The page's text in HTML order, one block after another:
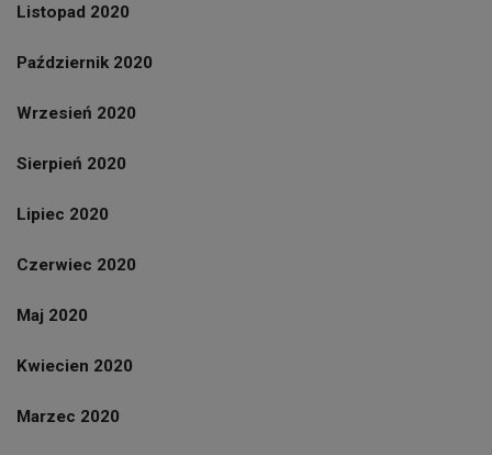
Listopad 2020
Październik 2020
Wrzesień 2020
Sierpień 2020
Lipiec 2020
Czerwiec 2020
Maj 2020
Kwiecien 2020
Marzec 2020